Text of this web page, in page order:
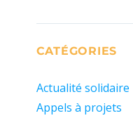
CATÉGORIES
Actualité solidaire
Appels à projets